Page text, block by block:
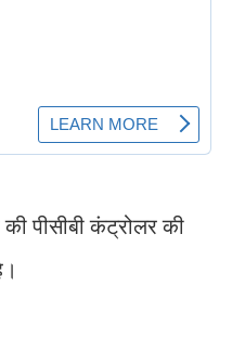
पीसीबी कंट्रोलर की